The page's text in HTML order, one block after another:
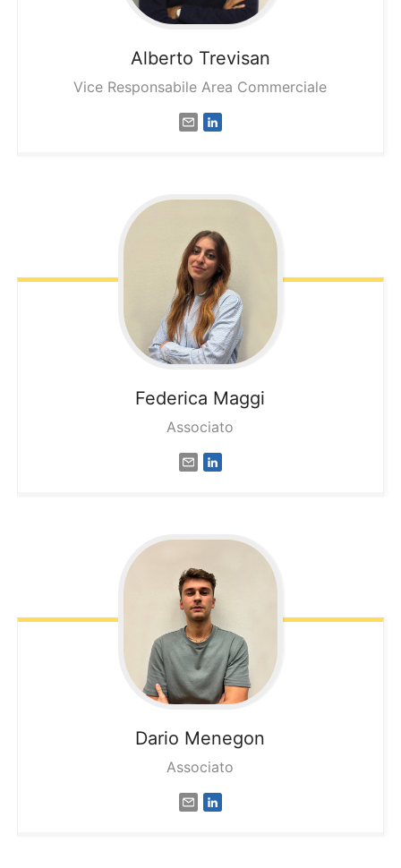
Alberto Trevisan
Vice Responsabile Area Commerciale
Federica Maggi
Associato
Dario Menegon
Associato